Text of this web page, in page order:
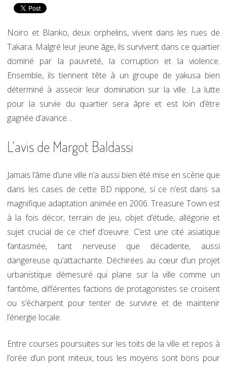
Noiro et Blanko, deux orphelins, vivent dans les rues de
Takara. Malgré leur jeune âge, ils survivent dans ce quartier
dominé par la pauvreté, la corruption et la violence.
Ensemble, ils tiennent tête à un groupe de yakusa bien
déterminé à asseoir leur domination sur la ville. La lutte
pour la survie du quartier sera âpre et est loin d’être
gagnée d’avance…
L'avis de Margot Baldassi
Jamais l’âme d’une ville n’a aussi bien été mise en scène que
dans les cases de cette BD nippone, si ce n’est dans sa
magnifique adaptation animée en 2006. Treasure Town est
à la fois décor, terrain de jeu, objet d’étude, allégorie et
sujet crucial de ce chef d’oeuvre. C’est une cité asiatique
fantasmée, tant nerveuse que décadente, aussi
dangereuse qu’attachante. Déchirées au cœur d’un projet
urbanistique démesuré qui plane sur la ville comme un
fantôme, différentes factions de protagonistes se croisent
ou s’écharpent pour tenter de survivre et de maintenir
l’énergie locale.
Entre courses poursuites sur les toits de la ville et repos à
l’orée d’un pont miteux, tous les moyens sont bons pour